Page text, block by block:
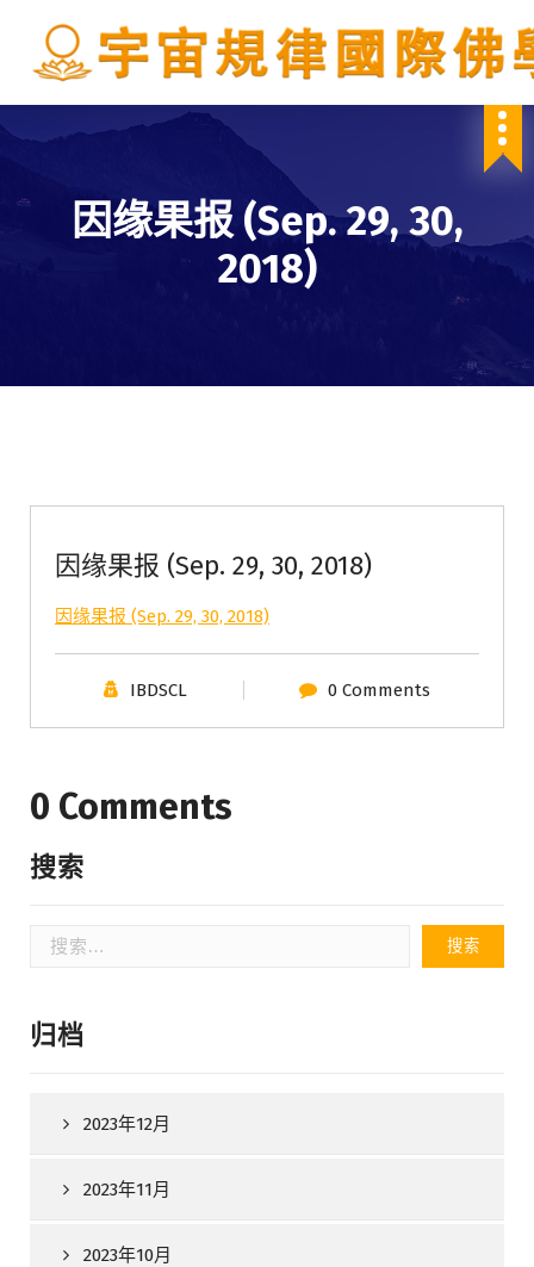
因缘果报 (Sep. 29, 30,
2018)
因缘果报 (Sep. 29, 30, 2018)
因缘果报 (Sep. 29, 30, 2018)
IBDSCL 0 Comments
0 Comments
搜索
归档
2023年12月
2023年11月
2023年10月